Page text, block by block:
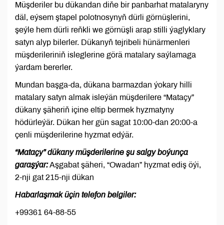
Müşderiler bu dükandan diňe bir panbarhat matalaryny
däl, eýsem ştapel polotnosynyň dürli görnüşlerini,
şeýle hem dürli reňkli we görnüşli arap stilli ýaglyklary
satyn alyp bilerler. Dükanyň tejribeli hünärmenleri
müşderileriniň isleglerine görä matalary saýlamaga
ýardam bererler.
Mundan başga-da, dükana barmazdan ýokary hilli
matalary satyn almak isleýän müşderilere “Mataçy”
dükany şäheriň içine eltip bermek hyzmatyny
hödürleýär. Dükan her gün sagat 10:00-dan 20:00-a
çenli müşderilerine hyzmat edýär.
“Mataçy” dükany müşderilerine şu salgy boýunça
garaşýar:Aşgabat şäheri, “Owadan” hyzmat ediş öýi,
2-nji gat 215-nji dükan
Habarlaşmak üçin telefon belgiler:
+99361 64-88-55